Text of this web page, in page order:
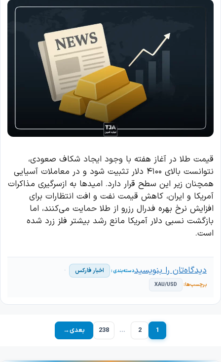
قیمت طلا در آغاز هفته با وجود ایجاد شکاف صعودی،
نتوانست بالای ۴۱۰۰ دلار تثبیت شود و در معاملات آسیایی
همچنان زیر این سطح قرار دارد. امیدها به ازسرگیری مذاکرات
آمریکا و ایران، کاهش قیمت نفت و افت انتظارات برای
افزایش نرخ بهره فدرال رزرو از طلا حمایت می‌کنند، اما
بازگشت نسبی دلار آمریکا مانع رشد بیشتر فلز زرد شده
است.
اخبار فارکس
XAU/USD
دیدگاه‌تان را بنویسید
برگه1 برگه2
… برگه
238 بعدی→